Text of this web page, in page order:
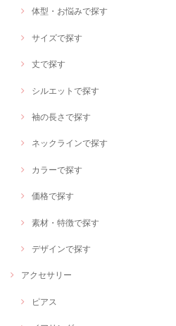
体型・お悩みで探す
サイズで探す
丈で探す
シルエットで探す
袖の長さで探す
ネックラインで探す
カラーで探す
価格で探す
素材・特徴で探す
デザインで探す
アクセサリー
ピアス